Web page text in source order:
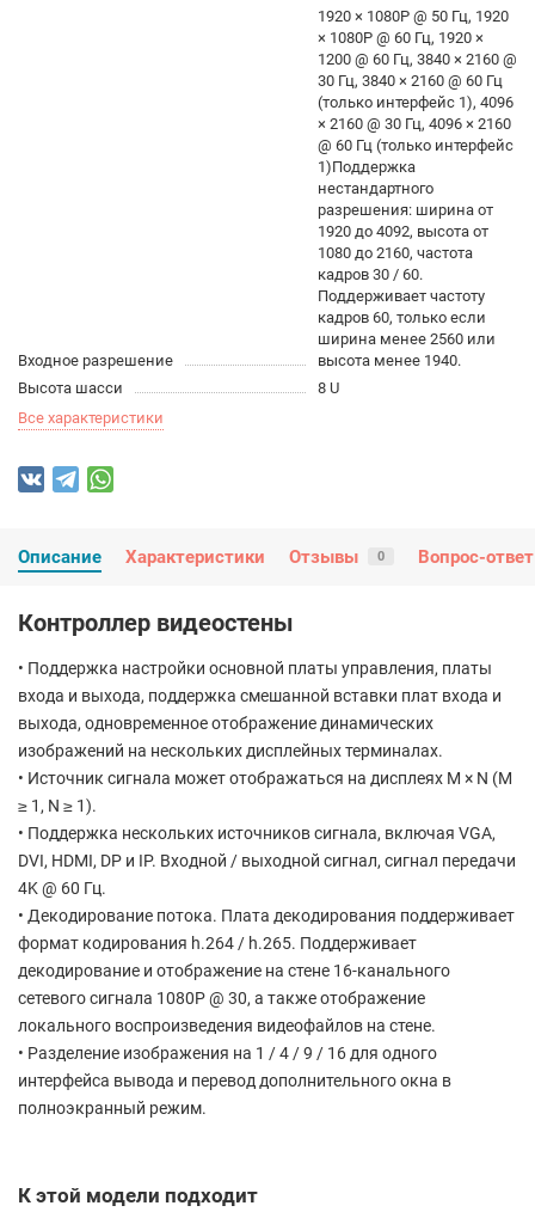
Входное разрешение
1920 × 1080P @ 50 Гц, 1920
× 1080P @ 60 Гц, 1920 ×
1200 @ 60 Гц, 3840 × 2160 @
30 Гц, 3840 × 2160 @ 60 Гц
(только интерфейс 1), 4096
× 2160 @ 30 Гц, 4096 × 2160
@ 60 Гц (только интерфейс
1)Поддержка
нестандартного
разрешения: ширина от
1920 до 4092, высота от
1080 до 2160, частота
кадров 30 / 60.
Поддерживает частоту
кадров 60, только если
ширина менее 2560 или
высота менее 1940.
Высота шасси
8 U
Все характеристики
Описание Характеристики Отзывы 0 Вопрос-ответ
Контроллер видеостены
• Поддержка настройки основной платы управления, платы
входа и выхода, поддержка смешанной вставки плат входа и
выхода, одновременное отображение динамических
изображений на нескольких дисплейных терминалах.
• Источник сигнала может отображаться на дисплеях M × N (M
≥ 1, N ≥ 1).
• Поддержка нескольких источников сигнала, включая VGA,
DVI, HDMI, DP и IP. Входной / выходной сигнал, сигнал передачи
4K @ 60 Гц.
• Декодирование потока. Плата декодирования поддерживает
формат кодирования h.264 / h.265. Поддерживает
декодирование и отображение на стене 16-канального
сетевого сигнала 1080P @ 30, а также отображение
локального воспроизведения видеофайлов на стене.
• Разделение изображения на 1 / 4 / 9 / 16 для одного
интерфейса вывода и перевод дополнительного окна в
полноэкранный режим.
К этой модели подходит